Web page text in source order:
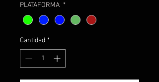
PLATAFORMA *
Cantidad *